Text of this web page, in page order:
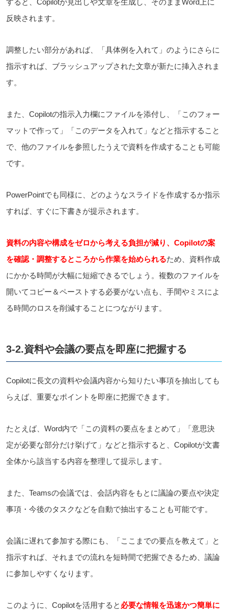
すると、Copilotが見出しや文章を生成し、そのままWord上に
反映されます。
調整したい部分があれば、「具体例を入れて」のようにさらに
指示すれば、ブラッシュアップされた文章が新たに挿入されま
す。
また、Copilotの指示入力欄にファイルを添付し、「このフォー
マットで作って」「このデータを入れて」などと指示すること
で、他のファイルを参照したうえで資料を作成することも可能
です。
PowerPointでも同様に、どのようなスライドを作成するか指示
すれば、すぐに下書きが提示されます。
資料の内容や構成をゼロから考える負担が減り、Copilotの案
を確認・調整するところから作業を始められるため、資料作成
にかかる時間が大幅に短縮できるでしょう。複数のファイルを
開いてコピー＆ペーストする必要がない点も、手間やミスによ
る時間のロスを削減することにつながります。
3-2.資料や会議の要点を即座に把握する
Copilotに長文の資料や会議内容から知りたい事項を抽出しても
らえば、重要なポイントを即座に把握できます。
たとえば、Word内で「この資料の要点をまとめて」「意思決
定が必要な部分だけ挙げて」などと指示すると、Copilotが文書
全体から該当する内容を整理して提示します。
また、Teamsの会議では、会話内容をもとに議論の要点や決定
事項・今後のタスクなどを自動で抽出することも可能です。
会議に遅れて参加する際にも、「ここまでの要点を教えて」と
指示すれば、それまでの流れを短時間で把握できるため、議論
に参加しやすくなります。
このように、Copilotを活用すると 必要な情報を迅速かつ簡単に